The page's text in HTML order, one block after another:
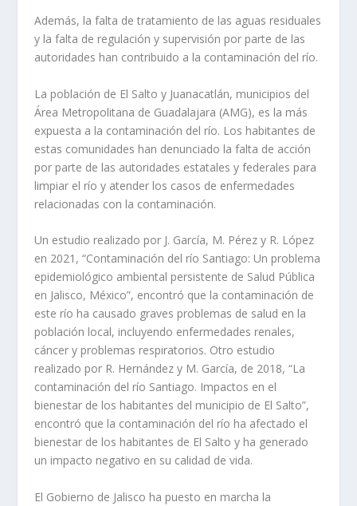
Además, la falta de tratamiento de las aguas residuales
y la falta de regulación y supervisión por parte de las
autoridades han contribuido a la contaminación del río.
La población de El Salto y Juanacatlán, municipios del
Área Metropolitana de Guadalajara (AMG), es la más
expuesta a la contaminación del río. Los habitantes de
estas comunidades han denunciado la falta de acción
por parte de las autoridades estatales y federales para
limpiar el río y atender los casos de enfermedades
relacionadas con la contaminación.
Un estudio realizado por J. García, M. Pérez y R. López
en 2021, “Contaminación del río Santiago: Un problema
epidemiológico ambiental persistente de Salud Pública
en Jalisco, México”, encontró que la contaminación de
este río ha causado graves problemas de salud en la
población local, incluyendo enfermedades renales,
cáncer y problemas respiratorios. Otro estudio
realizado por R. Hernández y M. García, de 2018, “La
contaminación del río Santiago. Impactos en el
bienestar de los habitantes del municipio de El Salto”,
encontró que la contaminación del río ha afectado el
bienestar de los habitantes de El Salto y ha generado
un impacto negativo en su calidad de vida.
El Gobierno de Jalisco ha puesto en marcha la